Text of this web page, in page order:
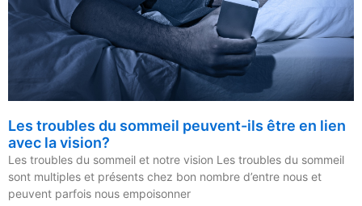
Les troubles du sommeil peuvent-ils être en lien
avec la vision?
Les troubles du sommeil et notre vision Les troubles du sommeil
sont multiples et présents chez bon nombre d’entre nous et
peuvent parfois nous empoisonner